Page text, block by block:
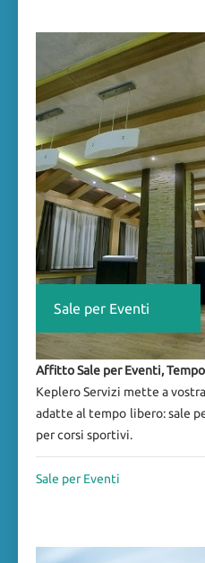
Sale per Eventi
Affitto Sale per Eventi,
Keplero Servizi mette a
adatte al tempo libero: sale
per corsi sportivi.
Sale per Eventi